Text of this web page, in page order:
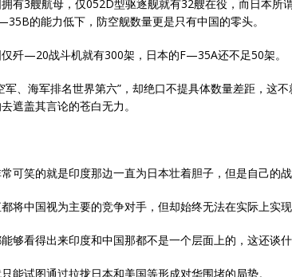
有3艘航母，仅052D型驱逐舰就有32艘在役，而日本所
的能力低下，防空舰数量更是只有中国的零头。
歼—20战斗机就有300架，日本的F—35A还不足50架。
军、海军排名世界第六”，却绝口不提具体数量差距，这
遮盖其言论的苍白无力。
可笑的就是印度那边一直为日本壮着胆子，但是自己的
将中国视为主要的竞争对手，但却始终无法在实际上实现
够看得出来印度和中国那都不是一个层面上的，这还谈
能试图通过拉拢日本和美国等形成对华围堵的局势。